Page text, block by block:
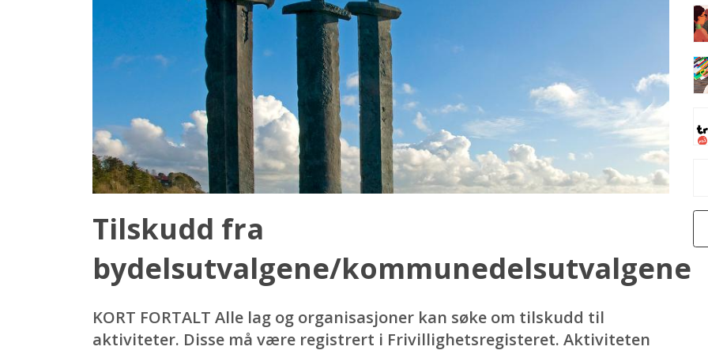
Tilskudd fra
bydelsutvalgene/kommunedelsutvalgene
KORT FORTALT Alle lag og organisasjoner kan søke om tilskudd til
aktiviteter. Disse må være registrert i Frivillighetsregisteret. Aktiviteten